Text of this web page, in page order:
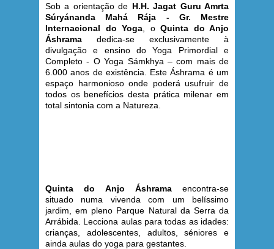
Sob a orientação de H.H. Jagat Guru Amrta
Súryánanda Mahá Rája - Gr. Mestre
Internacional do Yoga , o Quinta do Anjo
Áshrama dedica-se exclusivamente à
divulgação e ensino do Yoga Primordial e
Completo - O Yoga Sámkhya – com mais de
6.000 anos de existência. Este Áshrama é um
espaço harmonioso onde poderá usufruir de
todos os benefícios desta prática milenar em
total sintonia com a Natureza.
Quinta do Anjo Áshramaencontra-se
situado numa vivenda com um belíssimo
jardim, em pleno Parque Natural da Serra da
Arrábida. Lecciona aulas para todas as idades:
crianças, adolescentes, adultos, séniores e
ainda aulas do yoga para gestantes.